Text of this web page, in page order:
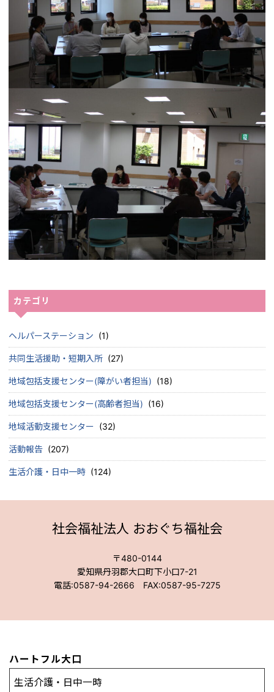
カテゴリ
ヘルパーステーション (1)
共同生活援助・短期入所 (27)
地域包括支援センター(障がい者担当) (18)
地域包括支援センター(高齢者担当) (16)
地域活動支援センター (32)
活動報告 (207)
生活介護・日中一時 (124)
社会福祉法人 おおぐち福祉会
〒480-0144
愛知県丹羽郡大口町下小口7-21
電話:0587-94-2666 FAX:0587-95-7275
ハートフル大口
生活介護・日中一時